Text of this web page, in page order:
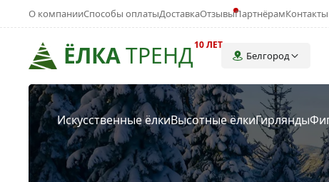
ЁЛКАТРЕНД10 ЛЕТ
Белгород
О компанииСпособы оплатыДоставкаОтзывыПартнёрамКонтакты
Искусственные ёлкиВысотные ёлкиГирлянды